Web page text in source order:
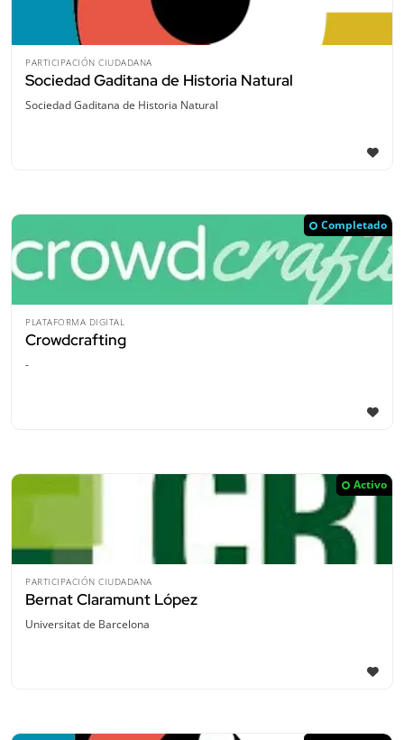
PARTICIPACIÓN CIUDADANA
Sociedad Gaditana de Historia Natural
Sociedad Gaditana de Historia Natural
Completado
PLATAFORMA DIGITAL
Crowdcrafting
-
Activo
PARTICIPACIÓN CIUDADANA
Bernat Claramunt López
Universitat de Barcelona